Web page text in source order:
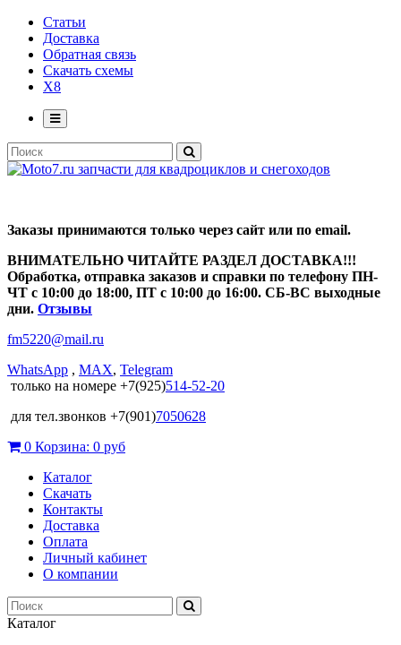
Статьи
Доставка
Обратная связь
Скачать схемы
X8
Заказы принимаются только через сайт или по email.
ВНИМАТЕЛЬНО ЧИТАЙТЕ РАЗДЕЛ ДОСТАВКА!!!
Обработка, отправка заказов и справки по телефону ПН-
ЧТ с 10:00 до 18:00, ПТ с 10:00 до 16:00. СБ-ВС выходные
дни. Отзывы
fm5220@mail.ru
WhatsApp , MAX, Telegram
только на номере +7(925)514-52-20
для тел.звонков +7(901)7050628
0 Корзина: 0 руб
Каталог
Скачать
Контакты
Доставка
Оплата
Личный кабинет
О компании
Каталог